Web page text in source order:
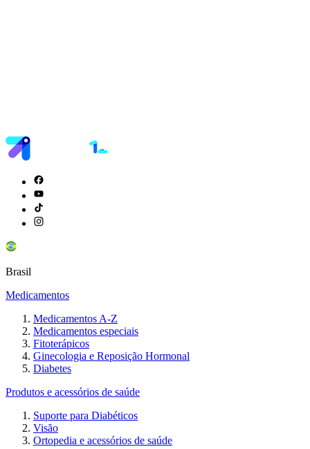
Brasil
Medicamentos
Medicamentos A-Z
Medicamentos especiais
Fitoterápicos
Ginecologia e Reposição Hormonal
Diabetes
Produtos e acessórios de saúde
Suporte para Diabéticos
Visão
Ortopedia e acessórios de saúde